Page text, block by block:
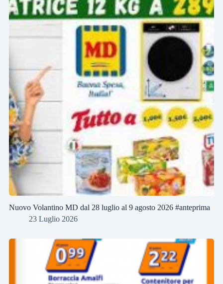
Nuovo Volantino MD dal 28 luglio al 9 agosto 2026 #anteprima
23 Luglio 2026